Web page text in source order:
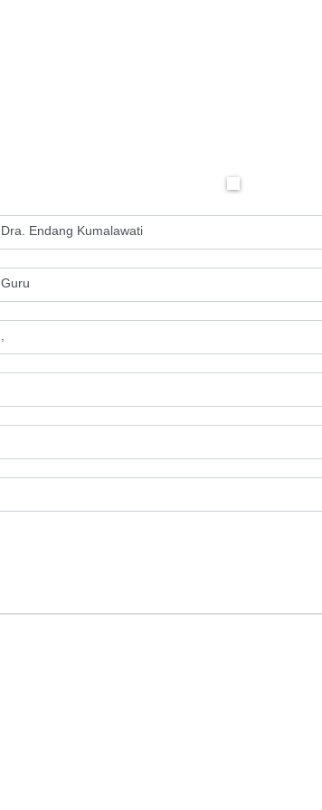
Dra. Endang Kumalawati
Guru